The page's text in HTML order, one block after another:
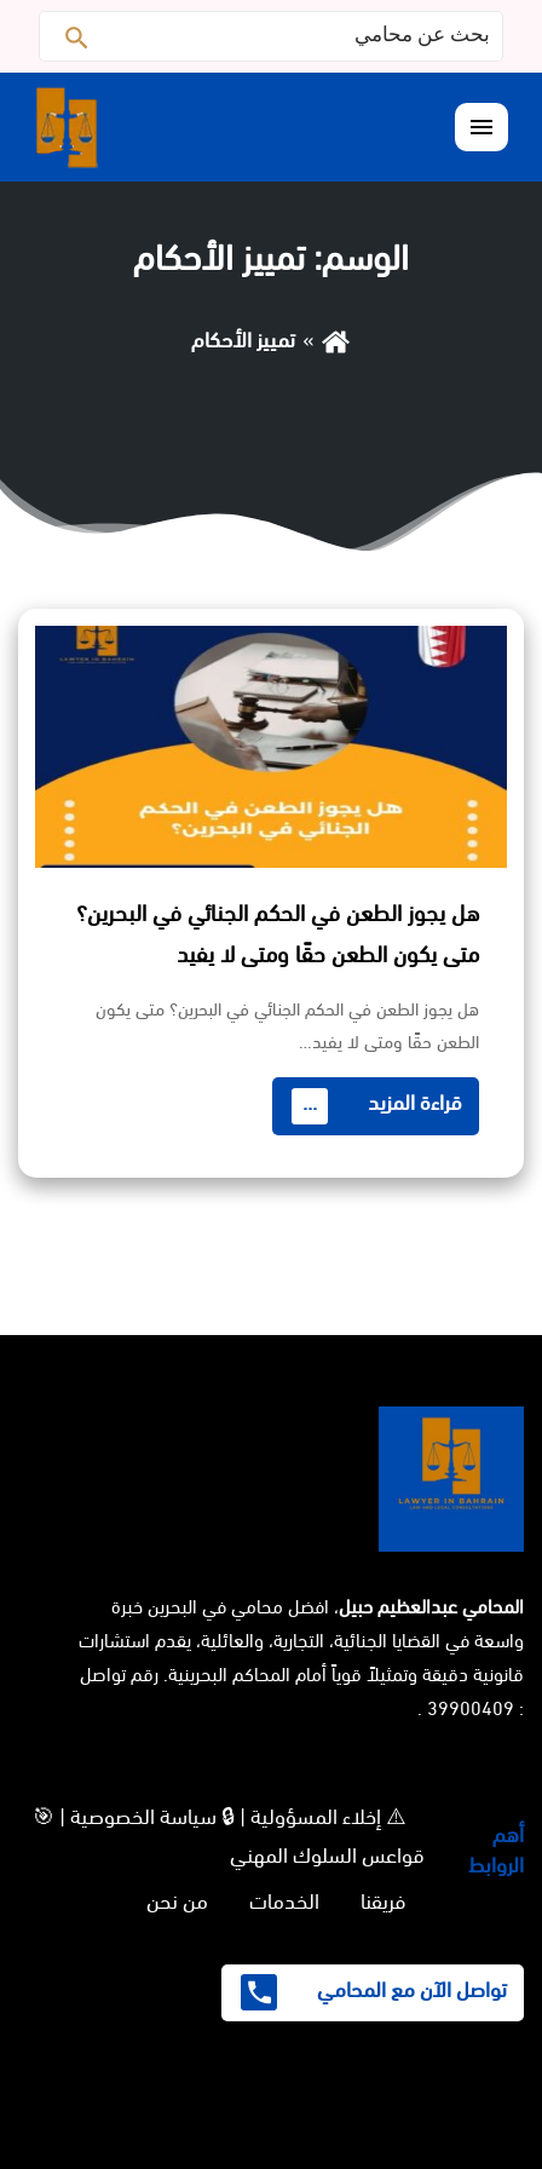
البحث
عن:
القائمة
الوسم:تمييز الأحكام
تمييز الأحكام
هل يجوز الطعن في الحكم الجنائي في البحرين؟
متى يكون الطعن حقًا ومتى لا يفيد
هل يجوز الطعن في الحكم الجنائي في البحرين؟ متى يكون
الطعن حقًا ومتى لا يفيد…
قراءة المزيد ...
المحامي عبدالعظيم حبيل، افضل محامي في البحرين خبرة
واسعة في القضايا الجنائية، التجارية، والعائلية، يقدم استشارات
قانونية دقيقة وتمثيلاً قوياً أمام المحاكم البحرينية. رقم تواصل
: 39900409 .
أهم
الروابط
⚠️ إخلاء المسؤولية | 🔒 سياسة الخصوصية | 🎯
قواعس السلوك المهني
فريقنا
الخدمات من نحن
تواصل الآن مع المحامي